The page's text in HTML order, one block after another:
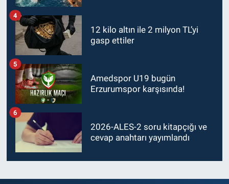
12 kilo altın ile 2 milyon TL’yi
gasp ettiler
4
Amedspor U19 bugün
Erzurumspor karşısında!
5
2026-ALES-2 soru kitapçığı ve
cevap anahtarı yayımlandı
6